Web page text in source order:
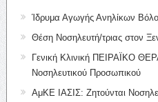
Ίδρυμα Αγωγής Ανηλίκων
Θέση Νοσηλευτή/τριας στον
Γενική Κλινική ΠΕΙΡΑΪΚΟ
Νοσηλευτικού Προσωπικού
ΑμΚΕ ΙΑΣΙΣ: Ζητούνται